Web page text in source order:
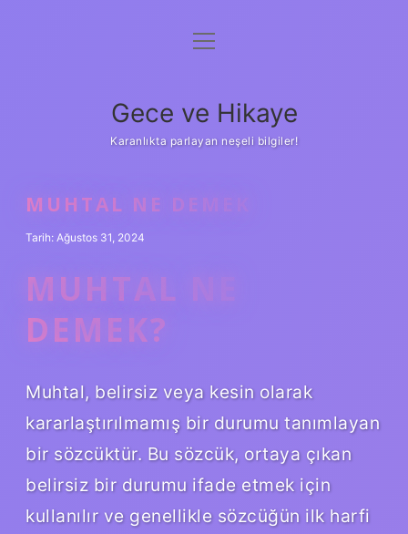
Anasayfa
Yasal Uyarı
menüyü
Gece ve Hikaye
Karanlıkta parlayan neşeli bilgiler!
MUHTAL NE DEMEK
Tarih: Ağustos 31, 2024
MUHTAL NE
DEMEK?
Muhtal, belirsiz veya kesin olarak
kararlaştırılmamış bir durumu tanımlayan
bir sözcüktür. Bu sözcük, ortaya çıkan
belirsiz bir durumu ifade etmek için
kullanılır ve genellikle sözcüğün ilk harfi